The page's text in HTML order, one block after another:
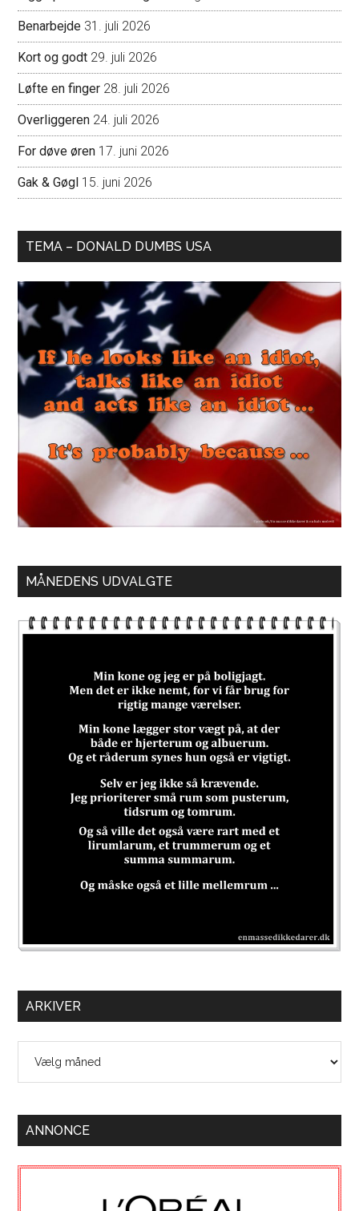
Benarbejde 31. juli 2026
Kort og godt 29. juli 2026
Løfte en finger 28. juli 2026
Overliggeren 24. juli 2026
For døve øren 17. juni 2026
Gak & Gøgl 15. juni 2026
TEMA – DONALD DUMBS USA
MÅNEDENS UDVALGTE
ARKIVER
ANNONCE